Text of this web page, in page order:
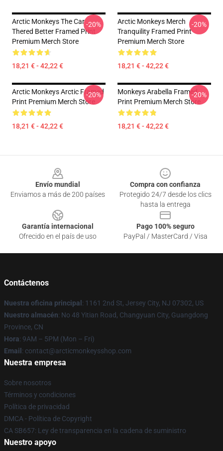
Arctic Monkeys The Car
Thered Better Framed Print
Premium Merch Store
18,21 € - 42,22 €
-20%
Arctic Monkeys Merch
Tranquility Framed Print
Premium Merch Store
18,21 € - 42,22 €
-20%
Arctic Monkeys Arctic Framed
Print Premium Merch Store
18,21 € - 42,22 €
-20%
Monkeys Arabella Framed
Print Premium Merch Store
18,21 € - 42,22 €
-20%
Envío mundial
Enviamos a más de 200 países
Compra con confianza
Protegido 24/7 desde los clics
hasta la entrega
Garantía internacional
Ofrecido en el país de uso
Pago 100% seguro
PayPal / MasterCard / Visa
Contáctenos
Nuestra oficina principal : 1161 2nd St, Jersey City, NJ 07302, US
Nuestro almacén: No 48 Yitian Road, Changyuan City, Guangdong
Province, CN
Hora: 9AM – 5PM (Mon – Fri)
Email : contact@arcticmonkeysshop.com
Nuestra empresa
Sobre nosotros
Términos y condiciones
Política de privacidad
DMCA - Política de Copyright
CA SB657: Ley de transparencia en la cadena de suministro
Nuestro apoyo